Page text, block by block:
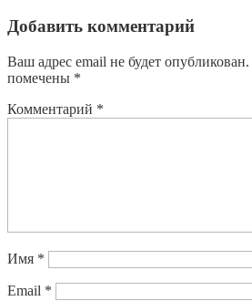
Добавить комментарий
Ваш адрес email не будет опубликован.
помечены *
Комментарий *
Имя *
Email *